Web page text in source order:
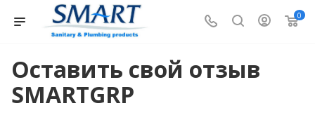
0
Оставить свой отзыв
SMARTGRP